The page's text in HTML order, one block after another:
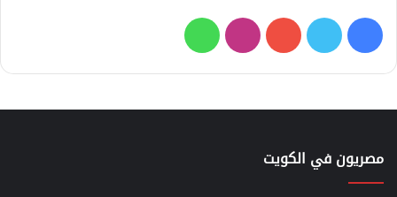
فيسبوك
تويتر يوتيوبانستقرامواتساب
مصريون في الكويت